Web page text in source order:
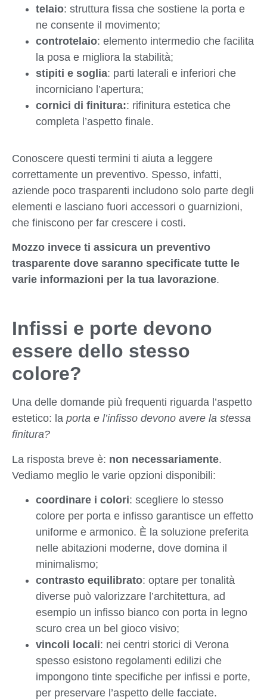
telaio: struttura fissa che sostiene la porta e
ne consente il movimento;
controtelaio: elemento intermedio che facilita
la posa e migliora la stabilità;
stipiti e soglia: parti laterali e inferiori che
incorniciano l’apertura;
cornici di finitura:: rifinitura estetica che
completa l’aspetto finale.
Conoscere questi termini ti aiuta a leggere
correttamente un preventivo. Spesso, infatti,
aziende poco trasparenti includono solo parte degli
elementi e lasciano fuori accessori o guarnizioni,
che finiscono per far crescere i costi.
Mozzo invece ti assicura un preventivo
trasparente dove saranno specificate tutte le
varie informazioni per la tua lavorazione.
Infissi e porte devono
essere dello stesso
colore?
Una delle domande più frequenti riguarda l’aspetto
estetico: la porta e l’infisso devono avere la stessa
finitura?
La risposta breve è: non necessariamente.
Vediamo meglio le varie opzioni disponibili:
coordinare i colori: scegliere lo stesso
colore per porta e infisso garantisce un effetto
uniforme e armonico. È la soluzione preferita
nelle abitazioni moderne, dove domina il
minimalismo;
contrasto equilibrato: optare per tonalità
diverse può valorizzare l’architettura, ad
esempio un infisso bianco con porta in legno
scuro crea un bel gioco visivo;
vincoli locali: nei centri storici di Verona
spesso esistono regolamenti edilizi che
impongono tinte specifiche per infissi e porte,
per preservare l’aspetto delle facciate.